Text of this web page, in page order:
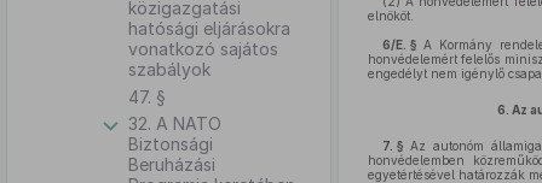
közigazgatási
hatósági eljárásokra
vonatkozó sajátos
szabályok
47. §
32. A NATO
Biztonsági
Beruházási
elnököt.
6/E. § A Kormány
honvédelemért felelős
engedélyt nem igénylő
6. Az
7. § Az autonóm
honvédelemben
egyetértésével határozzák